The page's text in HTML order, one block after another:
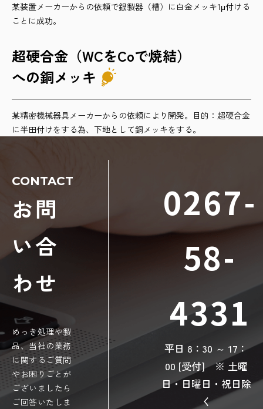
某装置メーカーからの依頼で銀製器（槽）に白金メッキ1μ付ける
ことに成功。
超硬合金（WCをCoで焼結）
への銅メッキ
某精密機械器具メーカーからの依頼により開発。目的：超硬合金
に半田付けをする為、下地として銅メッキをする。
CONTACT
お問
い合
わせ
めっき処理や製
品、当社の業務
に関するご質問
やお困りごとが
ございましたら
ご回答いたしま
0267-
58-
4331
平日 8：30 ～ 17：
00 [受付]※ 土曜
日・日曜日・祝日除
く